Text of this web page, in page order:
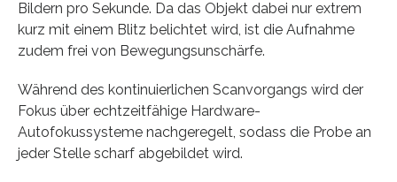
Bildern pro Sekunde. Da das Objekt dabei nur extrem
kurz mit einem Blitz belichtet wird, ist die Aufnahme
zudem frei von Bewegungsunschärfe.
Während des kontinuierlichen Scanvorgangs wird der
Fokus über echtzeitfähige Hardware-
Autofokussysteme nachgeregelt, sodass die Probe an
jeder Stelle scharf abgebildet wird.